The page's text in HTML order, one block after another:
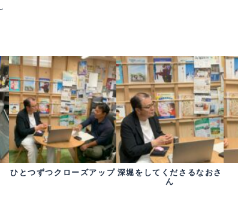
ひとつずつクローズアップ 深堀をしてくださるなおさ
ん